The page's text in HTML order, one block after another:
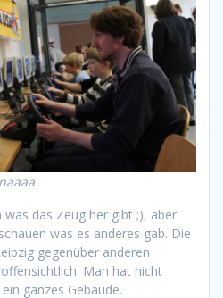
das Zeug her gibt ;), aber
was es anderes gab. Die
gegenüber anderen
Man hat nicht
ganzes Gebäude.